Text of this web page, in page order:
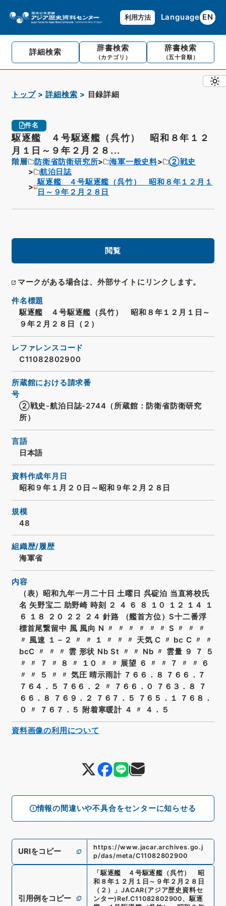
利用方法 Language EN
詳細検索 辞書検索
（カテゴリ）
辞書検索
（五十音順）
トップ 詳細検索 目録詳細
件名
駆逐艦 ４号駆逐艦（呉竹） 昭和８年１２
月１日～９年２月２８...
階層 防衛省防衛研究所 海軍一般史料
②戦史
航泊日誌
駆逐艦 ４号駆逐艦（呉竹） 昭和８年１２月１
日～９年２月２８日
閲覧
マークがある場合は、外部サイトにリンクします。
情報の間違いや不具合をセンターに知らせる
件名標題
駆逐艦 ４号駆逐艦（呉竹） 昭和８年１２月１日～
９年２月２８日（２）
レファレンスコード
C11082802900
所蔵館における請求番
号
②戦史-航泊日誌-2744（所蔵館：防衛省防衛研究
所）
言語
日本語
資料作成年月日
昭和９年１月２０日～昭和９年２月２８日
規模
48
組織歴/履歴
海軍省
内容
（表）昭和九年一月二十日 土曜日 呉碇泊 当直将校氏
名 矢野宝二 助野崎 時刻 ２ ４ ６ ８ １０ １２ １４ １
６ １８ ２０ ２２ ２４ 針路 （艦首方位）S十二番浮
標首尾繋留中 風 風向 N 〃 〃 〃 〃 〃 〃 S 〃 〃 〃
〃 風速 １－２ 〃 〃 １ 〃 〃 〃 天気 C 〃 bc C 〃 〃
bcC 〃 〃 〃 雲 形状 Nb St 〃 〃 Nb 〃 雲量 ９ ７ ５
〃 〃 ７ 〃 ８ 〃 １０ 〃 〃 展望 ６ 〃 〃 ７ 〃 〃 ６
〃 〃 ５ 〃 〃 気圧 晴示雨計 ７６６．８ ７６６．７
７６４．５ ７６６．２ 〃 ７６６．０ ７６３．８ ７
６６．８ ７６９．２ ７６７．５ ７６５．１ ７６８．
０ 〃 ７６７．５ 附着寒暖計 ４ 〃 ４．５
URIをコピー
https://www.jacar.archives.go.j
p/das/meta/C11082802900
引用例をコピー
「駆逐艦 ４号駆逐艦（呉竹） 昭
和８年１２月１日～９年２月２８日
（２）
」JACAR(アジア歴史資料セ
ンター) Ref.C11082802900、 駆逐
資料画像の利用について